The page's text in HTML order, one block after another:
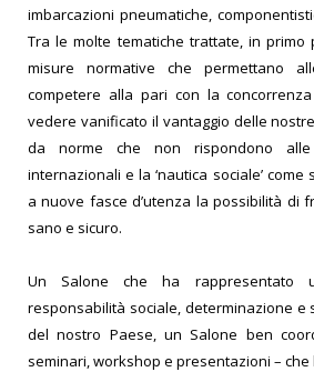
imbarcazioni pneumatiche,
Tra le molte tematiche trattate, in
misure normative che permettano
competere alla pari con la
vedere vanificato il vantaggio delle
da norme che non rispondono
internazionali e la ‘nautica sociale’
a nuove fasce d’utenza la possibilità di
sano e sicuro.
Un Salone che ha rappresentato
responsabilità sociale, determinazione e
del nostro Paese, un Salone ben
seminari, workshop e presentazioni –